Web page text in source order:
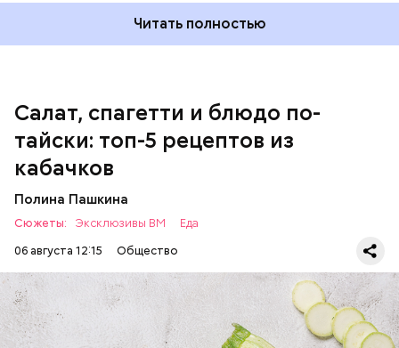
Читать полностью
Салат, спагетти и блюдо по-
тайски: топ-5 рецептов из
кабачков
Полина Пашкина
Сюжеты: Эксклюзивы ВМ
Еда
06 августа 12:15
Общество
Ингредиенты:
Однако диетолог предупредила: не для всех дыня
может быть полезна. В первую очередь ее стоит
есть с осторожностью людям: